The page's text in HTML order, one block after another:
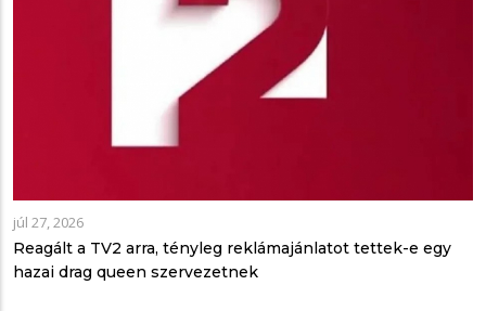
júl 27, 2026
Reagált a TV2 arra, tényleg reklámajánlatot tettek-e egy
hazai drag queen szervezetnek